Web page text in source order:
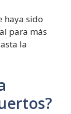
haya sido
para más
la